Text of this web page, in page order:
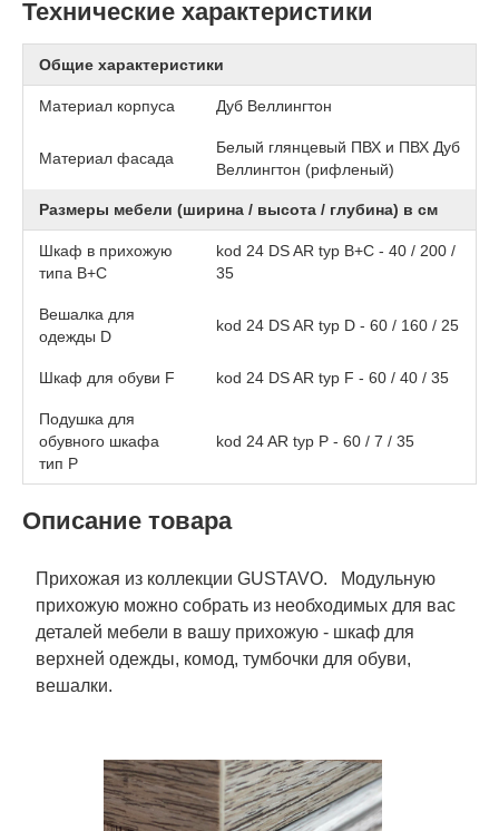
Технические характеристики
Общие характеристики
Материал корпуса Дуб Веллингтон
Материал фасада
Белый глянцевый ПВХ и ПВХ Дуб
Веллингтон (рифленый)
Размеры мебели (ширина / высота / глубина) в см
Шкаф в прихожую
типа B+C
kod 24 DS AR typ B+C - 40 / 200 /
35
Вешалка для
одежды D
kod 24 DS AR typ D - 60 / 160 / 25
Шкаф для обуви F kod 24 DS AR typ F - 60 / 40 / 35
Подушка для
обувного шкафа
тип P
kod 24 AR typ P - 60 / 7 / 35
Описание товара
Прихожая из коллекции GUSTAVO. Модульную
прихожую можно собрать из необходимых для вас
деталей мебели в вашу прихожую - шкаф для
верхней одежды, комод, тумбочки для обуви,
вешалки.